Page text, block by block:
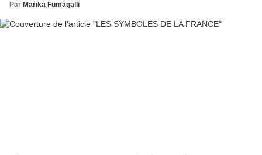
Par Marika Fumagalli